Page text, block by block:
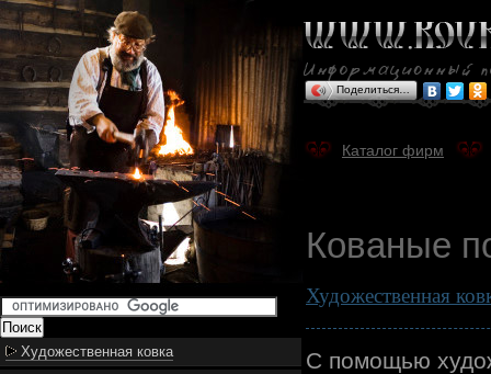
Художественная ковка
Поделиться…
Каталог фирм
Кованые
Художественная
С помощью